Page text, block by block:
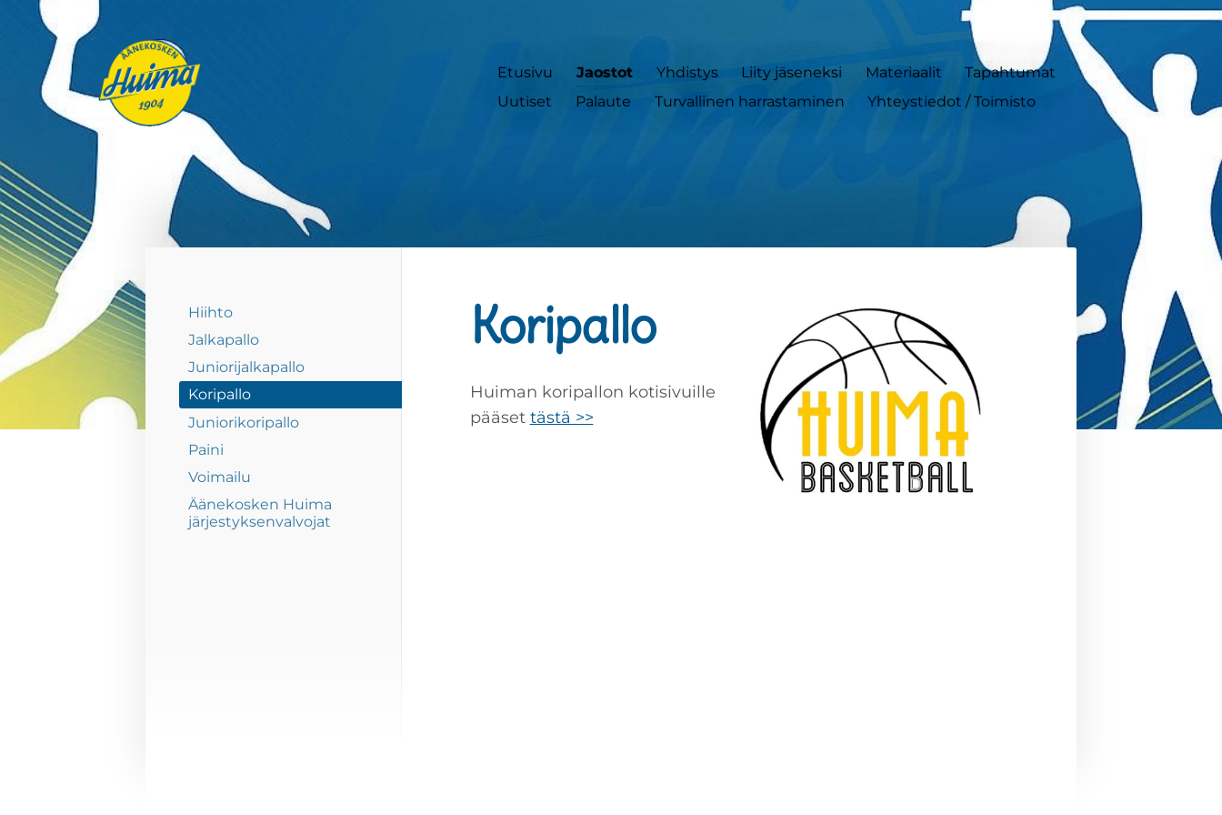
Siirry
sivun
sisältöön
Äänekosken Huima ry
Etusivu Jaostot Yhdistys Liity jäseneksi Materiaalit
Tapahtumat
Uutiset
Palaute Turvallinen harrastaminen Yhteystiedot / Toimisto
Hiihto
Jalkapallo
Juniorijalkapallo
Koripallo
Juniorikoripallo
Paini
Voimailu
Äänekosken Huima
järjestyksenvalvojat
Koripallo
Huiman koripallon kotisivuille
pääset tästä >>